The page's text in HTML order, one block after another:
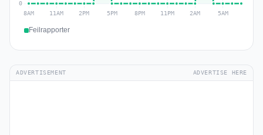
Feilrapporter
ADVERTISEMENT ADVERTISE HERE